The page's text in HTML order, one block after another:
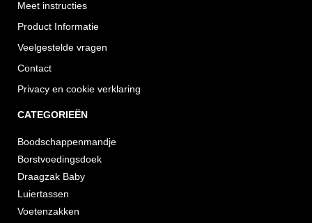
Meet instructies
Product Informatie
Veelgestelde vragen
Contact
Privacy en cookie verklaring
CATEGORIEËN
Boodschappenmandje
Borstvoedingsdoek
Draagzak Baby
Luiertassen
Voetenzakken